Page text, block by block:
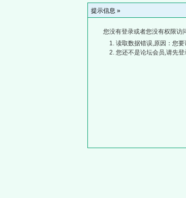
提示信息 »
您没有登录或者您没有权限访
读取数据错误,原因：您
您还不是论坛会员,请先登